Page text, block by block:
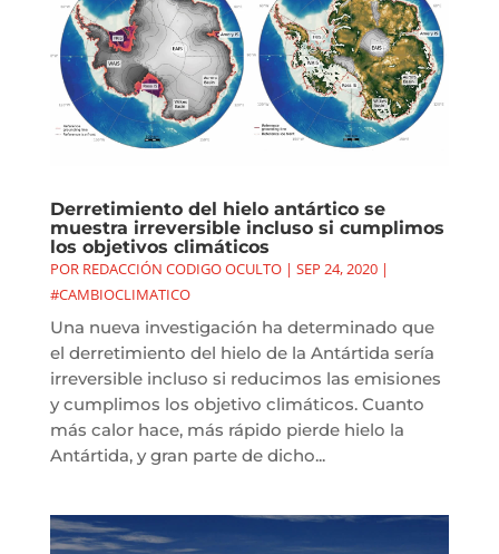
Derretimiento del hielo antártico se
muestra irreversible incluso si cumplimos
los objetivos climáticos
POR REDACCIÓN CODIGO OCULTO| SEP 24, 2020|
#CAMBIOCLIMATICO
Una nueva investigación ha determinado que
el derretimiento del hielo de la Antártida sería
irreversible incluso si reducimos las emisiones
y cumplimos los objetivo climáticos. Cuanto
más calor hace, más rápido pierde hielo la
Antártida, y gran parte de dicho...